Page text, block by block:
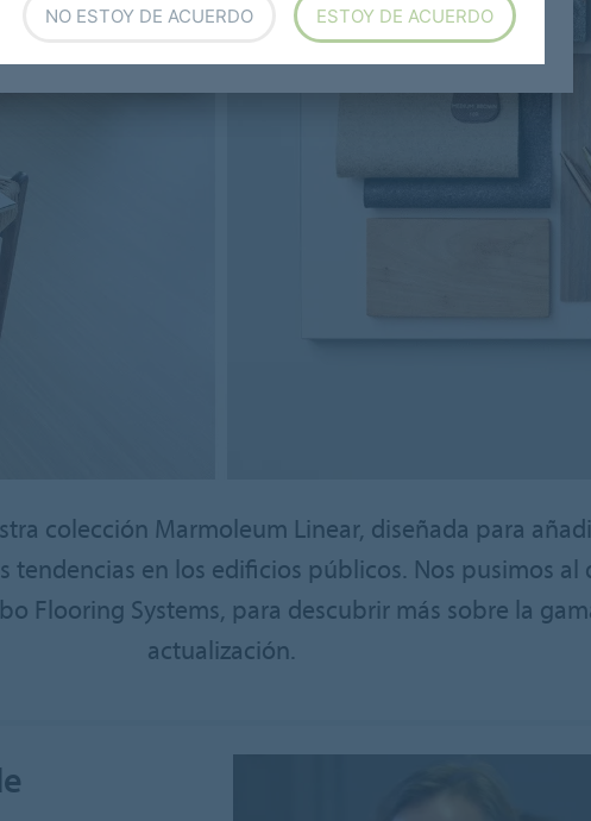
colección Marmoleum Linear, diseñada para
en los edificios públicos. Nos pusimos al
Flooring Systems, para descubrir más sobre la
actualización.
NO ESTOY DE ACUERDO ESTOY DE ACUERDO